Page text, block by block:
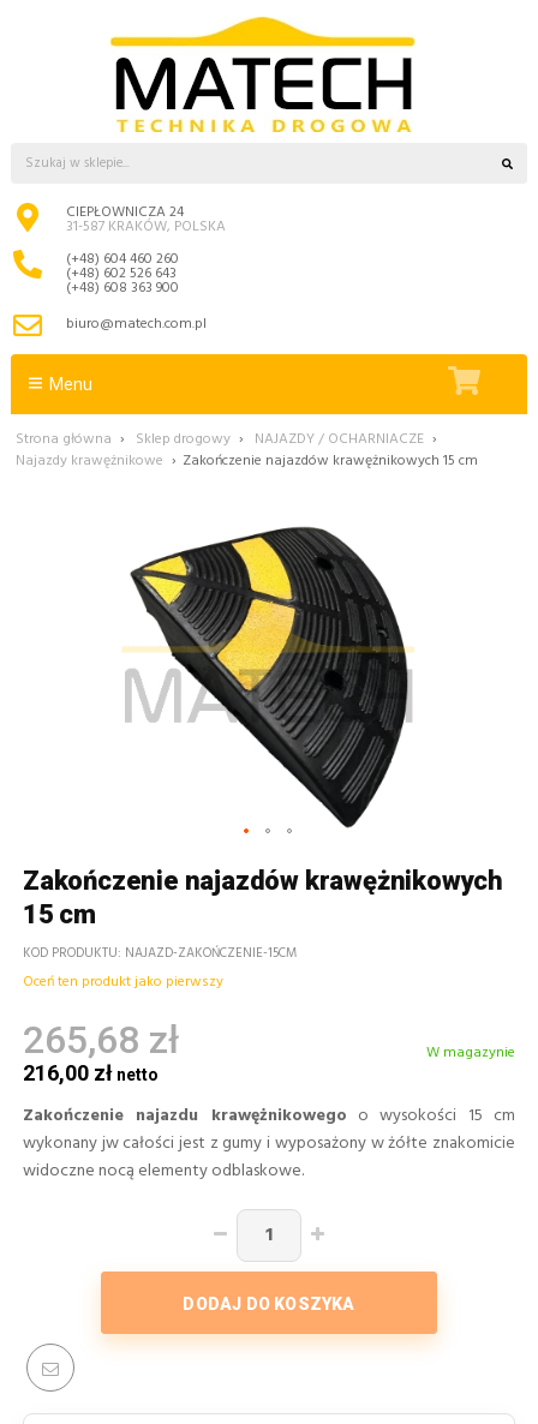
CIEPŁOWNICZA 24
31-587 KRAKÓW, POLSKA
(+48) 604 460 260
(+48) 602 526 643
(+48) 608 363 900
biuro@matech.com.pl
Menu
Strona główna › Sklep drogowy › NAJAZDY / OCHARNIACZE ›
Najazdy krawężnikowe › Zakończenie najazdów krawężnikowych 15 cm
Zakończenie najazdów krawężnikowych
15 cm
KOD PRODUKTU NAJAZD-ZAKOŃCZENIE-15CM
Oceń ten produkt jako pierwszy
265,68 zł
216,00 zł
W magazynie
Zakończenie najazdu krawężnikowego o wysokości 15 cm
wykonany jw całości jest z gumy i wyposażony w żółte znakomicie
widoczne nocą elementy odblaskowe.
DODAJ DO KOSZYKA